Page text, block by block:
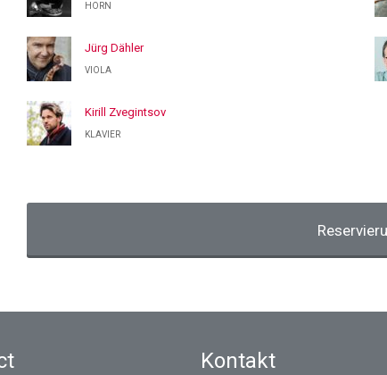
HORN
Jürg Dähler
VIOLA
Kirill Zvegintsov
KLAVIER
Kontakt